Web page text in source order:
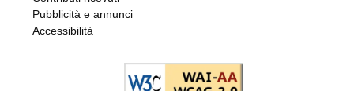
Pubblicità e annunci
Accessibilità